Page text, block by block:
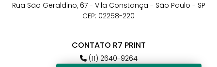
Rua São Geraldino, 67 - Vila Constança - São Paulo - SP
CEP: 02258-220
CONTATO R7 PRINT
(11) 2640-9264